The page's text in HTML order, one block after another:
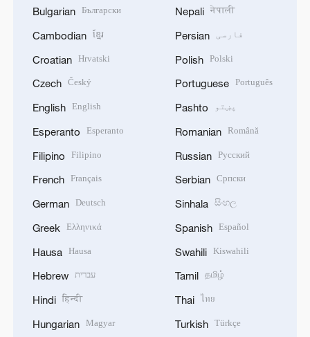
Bulgarian Български
Cambodian ខ្មែរ
Croatian Hrvatski
Czech Český
English English
Esperanto Esperanto
Filipino Filipino
French Français
German Deutsch
Greek Ελληνικά
Hausa Hausa
Hebrew עברית
Hindi हिन्दी
Hungarian Magyar
Nepali नेपाली
Persian فارسی
Polish Polski
Portuguese Português
Pashto پښتو
Romanian Română
Russian Русский
Serbian Српски
Sinhala සිංහල
Spanish Español
Swahili Kiswahili
Tamil தமிழ்
Thai ไทย
Turkish Türkçe